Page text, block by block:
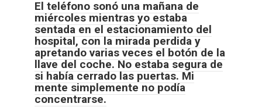
El teléfono sonó una mañana de
miércoles mientras yo estaba
sentada en el estacionamiento del
hospital, con la mirada perdida y
apretando varias veces el botón de la
llave del coche. No estaba segura de
si había cerrado las puertas. Mi
mente simplemente no podía
concentrarse.